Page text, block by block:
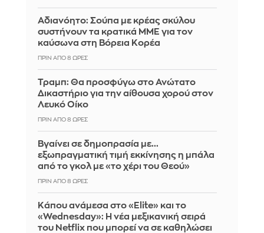
Αδιανόητο: Σούπα με κρέας σκύλου
συστήνουν τα κρατικά ΜΜΕ για τον
καύσωνα στη Βόρεια Κορέα
ΠΡΙΝ ΑΠΌ 8 ΏΡΕΣ
Τραμπ: Θα προσφύγω στο Ανώτατο
Δικαστήριο για την αίθουσα χορού στον
Λευκό Οίκο
ΠΡΙΝ ΑΠΌ 8 ΏΡΕΣ
Βγαίνει σε δημοπρασία με...
εξωπραγματική τιμή εκκίνησης η μπάλα
από το γκολ με «το χέρι του Θεού»
ΠΡΙΝ ΑΠΌ 8 ΏΡΕΣ
Κάπου ανάμεσα στο «Elite» και το
«Wednesday»: Η νέα μεξικανική σειρά
του Netflix που μπορεί να σε καθηλώσει